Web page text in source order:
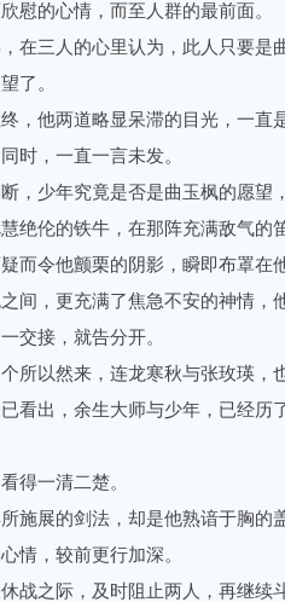
慰的心情，而至人群的最前面。
三人的心里认为，此人只要是曲
了。
他两道略显呆滞的目光，一直是
，一直一言未发。
少年究竟是否是曲玉枫的愿望，
伦的铁牛，在那阵充满敌气的笛
令他颤栗的阴影，瞬即布罩在他
，更充满了焦急不安的神情，他
接，就告分开。
以然来，连龙寒秋与张玫瑛，也
出，余生大师与少年，已经历
一清二楚。
展的剑法，却是他熟谙于胸的盖
，较前更行加深。
之际，及时阻止两人，再继续